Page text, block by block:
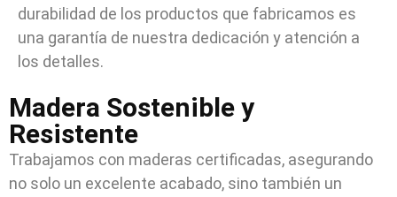
durabilidad de los productos que fabricamos es
una garantía de nuestra dedicación y atención a
los detalles.
Madera Sostenible y
Resistente
Trabajamos con maderas certificadas, asegurando
no solo un excelente acabado, sino también un